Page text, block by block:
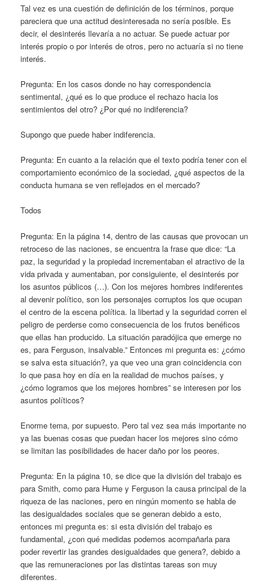
Tal vez es una cuestión de definición de los términos, porque
pareciera que una actitud desinteresada no sería posible. Es
decir, el desinterés llevaría a no actuar. Se puede actuar por
interés propio o por interés de otros, pero no actuaría si no tiene
interés.
Pregunta: En los casos donde no hay correspondencia
sentimental, ¿qué es lo que produce el rechazo hacia los
sentimientos del otro? ¿Por qué no indiferencia?
Supongo que puede haber indiferencia.
Pregunta: En cuanto a la relación que el texto podría tener con el
comportamiento económico de la sociedad, ¿qué aspectos de la
conducta humana se ven reflejados en el mercado?
Todos
Pregunta: En la página 14, dentro de las causas que provocan un
retroceso de las naciones, se encuentra la frase que dice: “La
paz, la seguridad y la propiedad incrementaban el atractivo de la
vida privada y aumentaban, por consiguiente, el desinterés por
los asuntos públicos (…). Con los mejores hombres indiferentes
al devenir político, son los personajes corruptos los que ocupan
el centro de la escena política. la libertad y la seguridad corren el
peligro de perderse como consecuencia de los frutos benéficos
que ellas han producido. La situación paradójica que emerge no
es, para Ferguson, insalvable.” Entonces mi pregunta es: ¿cómo
se salva esta situación?, ya que veo una gran coincidencia con
lo que pasa hoy en día en la realidad de muchos países, y
¿cómo logramos que los mejores hombres” se interesen por los
asuntos políticos?
Enorme tema, por supuesto. Pero tal vez sea más importante no
ya las buenas cosas que puedan hacer los mejores sino cómo
se limitan las posibilidades de hacer daño por los peores.
Pregunta: En la página 10, se dice que la división del trabajo es
para Smith, como para Hume y Ferguson la causa principal de la
riqueza de las naciones, pero en ningún momento se habla de
las desigualdades sociales que se generan debido a esto,
entonces mi pregunta es: si esta división del trabajo es
fundamental, ¿con qué medidas podemos acompañarla para
poder revertir las grandes desigualdades que genera?, debido a
que las remuneraciones por las distintas tareas son muy
diferentes.